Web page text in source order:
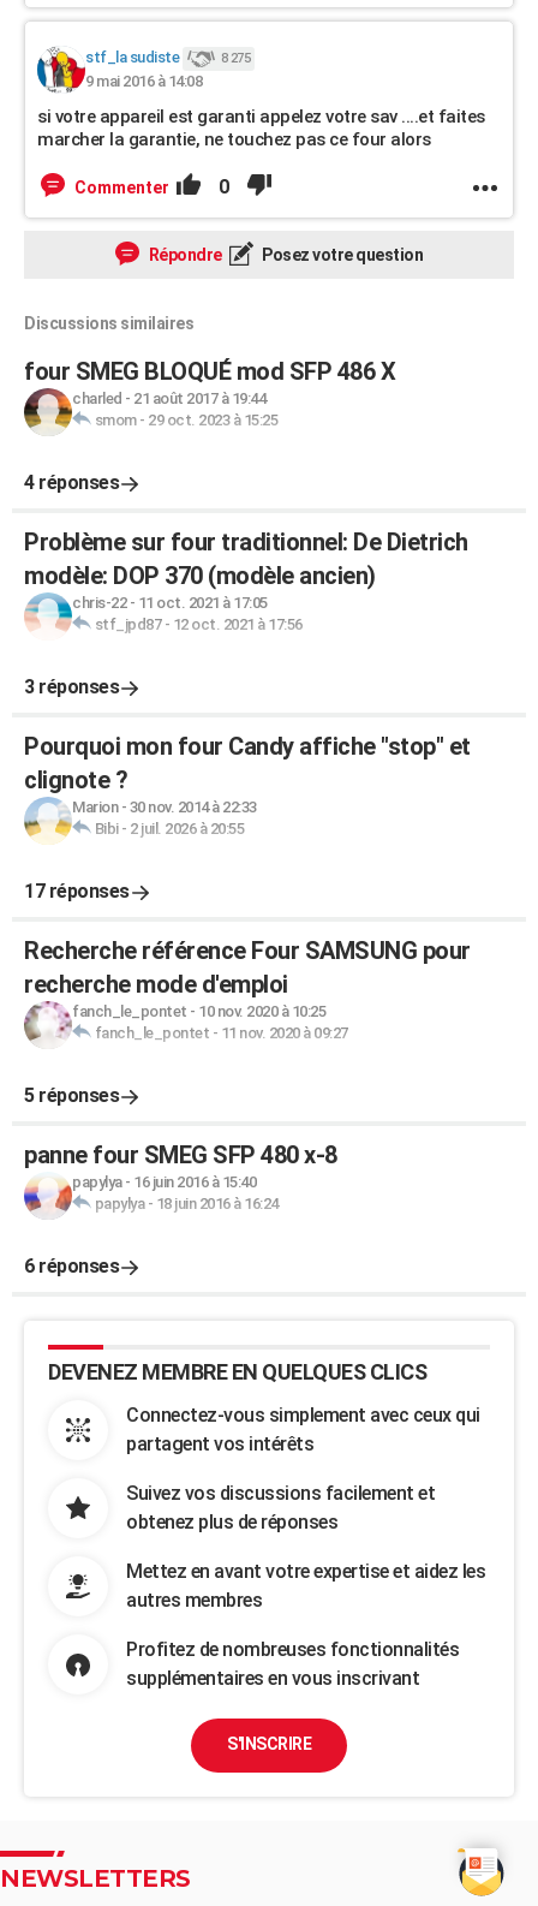
stf_la sudiste 8 275
9 mai 2016 à 14:08
si votre appareil est garanti appelez votre sav ....et faites
marcher la garantie, ne touchez pas ce four alors
Commenter 0
Répondre Posez votre question
Discussions similaires
four SMEG BLOQUÉ mod SFP 486 X
charled - 21 août 2017 à 19:44
smom- 29 oct. 2023 à 15:25
4 réponses
Problème sur four traditionnel: De Dietrich
modèle: DOP 370 (modèle ancien)
chris-22- 11 oct. 2021 à 17:05
stf_jpd87- 12 oct. 2021 à 17:56
3 réponses
Pourquoi mon four Candy affiche "stop" et
clignote ?
Marion- 30 nov. 2014 à 22:33
Bibi- 2 juil. 2026 à 20:55
17 réponses
Recherche référence Four SAMSUNG pour
recherche mode d'emploi
fanch_le_pontet - 10 nov. 2020 à 10:25
fanch_le_pontet - 11 nov. 2020 à 09:27
5 réponses
panne four SMEG SFP 480 x-8
papylya- 16 juin 2016 à 15:40
papylya- 18 juin 2016 à 16:24
6 réponses
DEVENEZ MEMBRE EN QUELQUES CLICS
Connectez-vous simplement avec ceux qui
partagent vos intérêts
Suivez vos discussions facilement et
obtenez plus de réponses
Mettez en avant votre expertise et aidez les
autres membres
Profitez de nombreuses fonctionnalités
supplémentaires en vous inscrivant
S'INSCRIRE
NEWSLETTERS